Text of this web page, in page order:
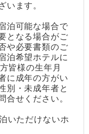
います。
泊可能な場合で
となる場合がご
や必要書類のご
泊希望ホテルに
皆様の生年月
に成年の方がい
別・未成年者と
合せください。
いただけないホ